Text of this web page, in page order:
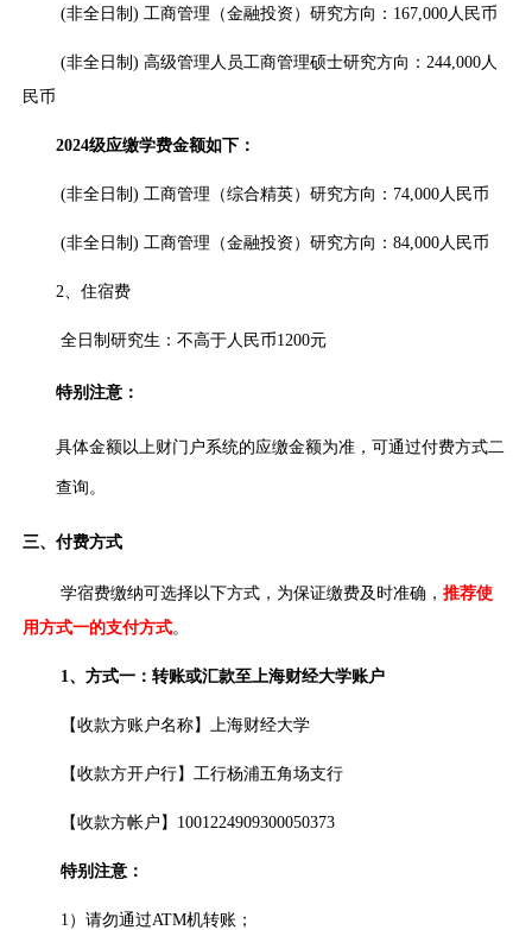
(非全日制) 工商管理（金融投资）研究方向：167,000人民币
(非全日制) 高级管理人员工商管理硕士研究方向：244,000人
民币
2024级应缴学费金额如下：
(非全日制) 工商管理（综合精英）研究方向：74,000人民币
(非全日制) 工商管理（金融投资）研究方向：84,000人民币
2、住宿费
全日制研究生：不高于人民币1200元
特别注意：
具体金额以上财门户系统的应缴金额为准，可通过付费方式二
查询。
三、付费方式
学宿费缴纳可选择以下方式，为保证缴费及时准确，推荐使
用方式一的支付方式。
1 、方式一：转账或汇款至上海财经大学账户
【收款方账户名称】上海财经大学
【收款方开户行】工行杨浦五角场支行
【收款方帐户】1001224909300050373
特别注意：
1）请勿通过ATM机转账；